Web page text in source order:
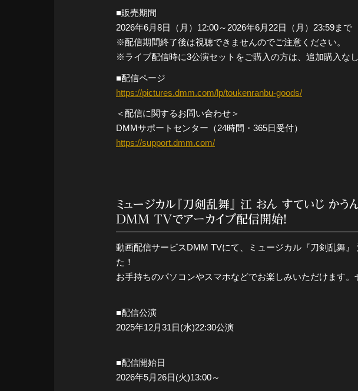
■販売期間
2026年6月8日（月）12:00～2026年6月22日（月）23:59まで
※配信期間終了後は視聴できませんのでご注意ください。
※ライブ配信時に3公演セットをご購入の方は、追加購入な
■配信ページ
https://pictures.dmm.com/lp/toukenranbu-goods/
＜配信に関するお問い合わせ＞
DMMサポートセンター（24時間・365日受付）
https://support.dmm.com/
ミュージカル『刀剣乱舞』 江 おん すていじ かう
DMM TVでアーカイブ配信開始！
動画配信サービスDMM TVにて、ミュージカル『刀剣乱舞
た！
お手持ちのパソコンやスマホなどでお楽しみいただけます。
■配信公演
2025年12月31日(水)22:30公演
■配信開始日
2026年5月26日(火)13:00～